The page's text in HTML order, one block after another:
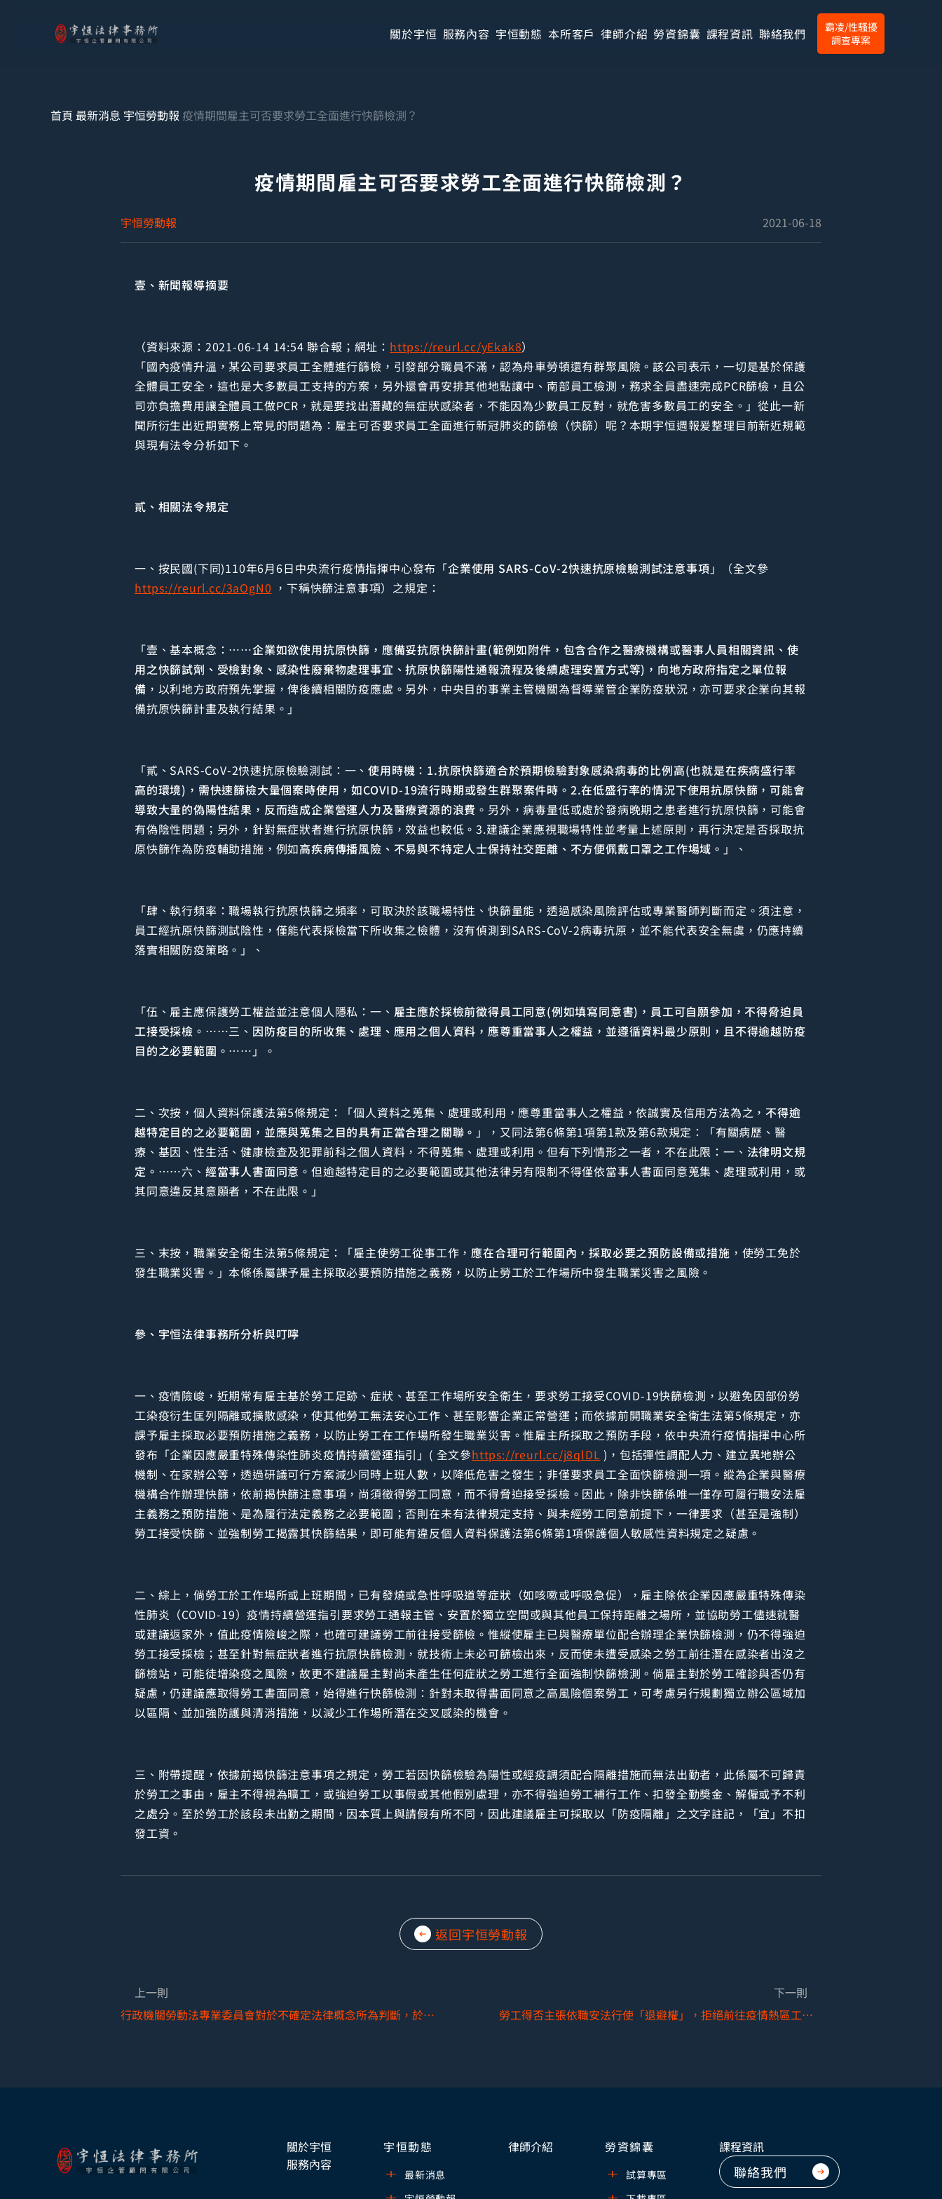
關於宇恒 服務內容 宇恒動態 本所客戶 律師介紹 勞資錦囊 課程資訊 聯絡我們
霸凌/性騷擾
調查專案
首頁 最新消息 宇恒勞動報 疫情期間雇主可否要求勞工全面進行快篩檢測？
疫情期間雇主可否要求勞工全面進行快篩檢測？
宇恒勞動報 2021-06-18
壹、新聞報導摘要
（資料來源：2021-06-14 14:54 聯合報；網址： https://reurl.cc/yEkak8）
「國內疫情升溫，某公司要求員工全體進行篩檢，引發部分職員不滿，認為舟車勞頓還有群聚風險。該公司表示，一切是基於保護
全體員工安全，這也是大多數員工支持的方案，另外還會再安排其他地點讓中、南部員工檢測，務求全員盡速完成PCR篩檢，且公
司亦負擔費用讓全體員工做PCR，就是要找出潛藏的無症狀感染者，不能因為少數員工反對，就危害多數員工的安全。」從此一新
聞所衍生出近期實務上常見的問題為：雇主可否要求員工全面進行新冠肺炎的篩檢（快篩）呢？本期宇恒週報爰整理目前新近規範
與現有法令分析如下。
貳、相關法令規定
一、按民國(下同)110年6月6日中央流行疫情指揮中心發布「企業使用 SARS-CoV-2快速抗原檢驗測試注意事項 」（全文參
https://reurl.cc/3aOgN0 ，下稱快篩注意事項）之規定：
「壹、基本概念：……企業如欲使用抗原快篩，應備妥抗原快篩計畫(範例如附件，包含合作之醫療機構或醫事人員相關資訊、使
用之快篩試劑、受檢對象、感染性廢棄物處理事宜、抗原快篩陽性通報流程及後續處理安置方式等)，向地方政府指定之單位報
備 ，以利地方政府預先掌握，俾後續相關防疫應處。另外，中央目的事業主管機關為督導業管企業防疫狀況，亦可要求企業向其報
備抗原快篩計畫及執行結果。」
「貳、SARS-CoV-2快速抗原檢驗測試：一、使用時機：1.抗原快篩適合於預期檢驗對象感染病毒的比例高(也就是在疾病盛行率
高的環境)，需快速篩檢大量個案時使用，如COVID-19流行時期或發生群聚案件時。2.在低盛行率的情況下使用抗原快篩，可能會
導致大量的偽陽性結果，反而造成企業營運人力及醫療資源的浪費 。另外，病毒量低或處於發病晚期之患者進行抗原快篩，可能會
有偽陰性問題；另外，針對無症狀者進行抗原快篩，效益也較低。3.建議企業應視職場特性並考量上述原則，再行決定是否採取抗
原快篩作為防疫輔助措施，例如高疾病傳播風險、不易與不特定人士保持社交距離、不方便佩戴口罩之工作場域。 」、
「肆、執行頻率：職場執行抗原快篩之頻率，可取決於該職場特性、快篩量能，透過感染風險評估或專業醫師判斷而定。須注意，
員工經抗原快篩測試陰性，僅能代表採檢當下所收集之檢體，沒有偵測到SARS-CoV-2病毒抗原，並不能代表安全無虞，仍應持續
落實相關防疫策略。」、
「伍、雇主應保護勞工權益並注意個人隱私：一、 雇主應於採檢前徵得員工同意(例如填寫同意書)，員工可自願參加，不得脅迫員
工接受採檢 。……三、 因防疫目的所收集、處理、應用之個人資料，應尊重當事人之權益，並遵循資料最少原則，且不得逾越防疫
目的之必要範圍。 ……」。
二、次按，個人資料保護法第5條規定：「個人資料之蒐集、處理或利用，應尊重當事人之權益，依誠實及信用方法為之， 不得逾
越特定目的之必要範圍，並應與蒐集之目的具有正當合理之關聯。 」，又同法第6條第1項第1款及第6款規定：「有關病歷、醫
療、基因、性生活、健康檢查及犯罪前科之個人資料，不得蒐集、處理或利用。但有下列情形之一者，不在此限：一、 法律明文規
定。 ……六、 經當事人書面同意 。但逾越特定目的之必要範圍或其他法律另有限制不得僅依當事人書面同意蒐集、處理或利用，或
其同意違反其意願者，不在此限。」
三、末按，職業安全衛生法第5條規定：「雇主使勞工從事工作，應在合理可行範圍內，採取必要之預防設備或措施 ，使勞工免於
發生職業災害。」本條係屬課予雇主採取必要預防措施之義務，以防止勞工於工作場所中發生職業災害之風險。
參、宇恒法律事務所分析與叮嚀
一、疫情險峻，近期常有雇主基於勞工足跡、症狀、甚至工作場所安全衛生，要求勞工接受COVID-19快篩檢測，以避免因部份勞
工染疫衍生匡列隔離或擴散感染，使其他勞工無法安心工作、甚至影響企業正常營運；而依據前開職業安全衛生法第5條規定，亦
課予雇主採取必要預防措施之義務，以防止勞工在工作場所發生職業災害。惟雇主所採取之預防手段，依中央流行疫情指揮中心所
發布「企業因應嚴重特殊傳染性肺炎疫情持續營運指引」( 全文參https://reurl.cc/j8qlDL )，包括彈性調配人力、建立異地辦公
機制、在家辦公等，透過研議可行方案減少同時上班人數，以降低危害之發生；非僅要求員工全面快篩檢測一項。縱為企業與醫療
機構合作辦理快篩，依前揭快篩注意事項，尚須徵得勞工同意，而不得脅迫接受採檢。因此，除非快篩係唯一僅存可履行職安法雇
主義務之預防措施、是為履行法定義務之必要範圍；否則在未有法律規定支持、與未經勞工同意前提下，一律要求（甚至是強制）
勞工接受快篩、並強制勞工揭露其快篩結果，即可能有違反個人資料保護法第6條第1項保護個人敏感性資料規定之疑慮。
二、綜上，倘勞工於工作場所或上班期間，已有發燒或急性呼吸道等症狀（如咳嗽或呼吸急促），雇主除依企業因應嚴重特殊傳染
性肺炎（COVID-19）疫情持續營運指引要求勞工通報主管、安置於獨立空間或與其他員工保持距離之場所，並協助勞工儘速就醫
或建議返家外，值此疫情險峻之際，也確可建議勞工前往接受篩檢。惟縱使雇主已與醫療單位配合辦理企業快篩檢測，仍不得強迫
勞工接受採檢；甚至針對無症狀者進行抗原快篩檢測，就技術上未必可篩檢出來，反而使未遭受感染之勞工前往潛在感染者出沒之
篩檢站，可能徒增染疫之風險，故更不建議雇主對尚未產生任何症狀之勞工進行全面強制快篩檢測。倘雇主對於勞工確診與否仍有
疑慮，仍建議應取得勞工書面同意，始得進行快篩檢測：針對未取得書面同意之高風險個案勞工，可考慮另行規劃獨立辦公區域加
以區隔、並加強防護與清消措施，以減少工作場所潛在交叉感染的機會。
三、附帶提醒，依據前揭快篩注意事項之規定，勞工若因快篩檢驗為陽性或經疫調須配合隔離措施而無法出勤者，此係屬不可歸責
於勞工之事由，雇主不得視為曠工，或強迫勞工以事假或其他假別處理，亦不得強迫勞工補行工作、扣發全勤奬金、解僱或予不利
之處分。至於勞工於該段未出勤之期間，因本質上與請假有所不同，因此建議雇主可採取以「防疫隔離」之文字註記，「宜」不扣
發工資。
返回宇恒勞動報
上一則
行政機關勞動法專業委員會對於不確定法律概念所為判斷，於司法訴訟中是否有判斷餘地？ （一）不當勞動行為裁決委員會
下一則
勞工得否主張依職安法行使「退避權」，拒絕前往疫情熱區工作？
關於宇恒
服務內容
宇恒動態
最新消息
律師介紹 勞資錦囊
試算專區
課程資訊
聯絡我們